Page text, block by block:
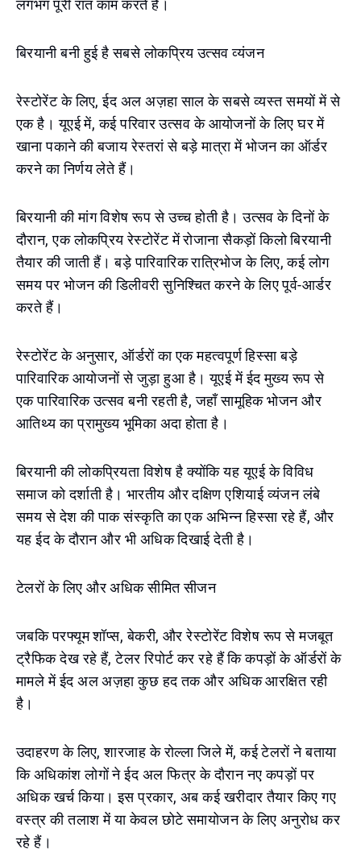
लगभग पूरी रात काम करते हैं।
बिरयानी बनी हुई है सबसे लोकप्रिय उत्सव व्यंजन
रेस्टोरेंट के लिए, ईद अल अज़हा साल के सबसे व्यस्त समयों में से
एक है। यूएई में, कई परिवार उत्सव के आयोजनों के लिए घर में
खाना पकाने की बजाय रेस्तरां से बड़े मात्रा में भोजन का ऑर्डर
करने का निर्णय लेते हैं।
बिरयानी की मांग विशेष रूप से उच्च होती है। उत्सव के दिनों के
दौरान, एक लोकप्रिय रेस्टोरेंट में रोजाना सैकड़ों किलो बिरयानी
तैयार की जाती हैं। बड़े पारिवारिक रात्रिभोज के लिए, कई लोग
समय पर भोजन की डिलीवरी सुनिश्चित करने के लिए पूर्व-आर्डर
करते हैं।
रेस्टोरेंट के अनुसार, ऑर्डरों का एक महत्वपूर्ण हिस्सा बड़े
पारिवारिक आयोजनों से जुड़ा हुआ है। यूएई में ईद मुख्य रूप से
एक पारिवारिक उत्सव बनी रहती है, जहाँ सामूहिक भोजन और
आतिथ्य का प्रामुख्य भूमिका अदा होता है।
बिरयानी की लोकप्रियता विशेष है क्योंकि यह यूएई के विविध
समाज को दर्शाती है। भारतीय और दक्षिण एशियाई व्यंजन लंबे
समय से देश की पाक संस्कृति का एक अभिन्न हिस्सा रहे हैं, और
यह ईद के दौरान और भी अधिक दिखाई देती है।
टेलरों के लिए और अधिक सीमित सीजन
जबकि परफ्यूम शॉप्स, बेकरी, और रेस्टोरेंट विशेष रूप से मजबूत
ट्रैफिक देख रहे हैं, टेलर रिपोर्ट कर रहे हैं कि कपड़ों के ऑर्डरों के
मामले में ईद अल अज़हा कुछ हद तक और अधिक आरक्षित रही
है।
उदाहरण के लिए, शारजाह के रोल्ला जिले में, कई टेलरों ने बताया
कि अधिकांश लोगों ने ईद अल फित्र के दौरान नए कपड़ों पर
अधिक खर्च किया। इस प्रकार, अब कई खरीदार तैयार किए गए
वस्त्र की तलाश में या केवल छोटे समायोजन के लिए अनुरोध कर
रहे हैं।